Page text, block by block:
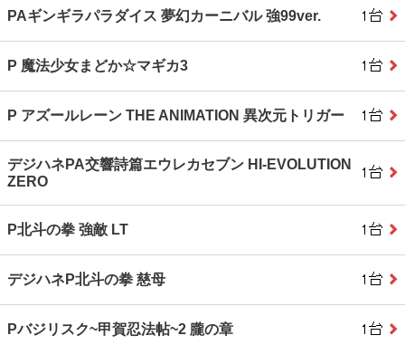
PAギンギラパラダイス 夢幻カーニバル 強99ver.
P 魔法少女まどか☆マギカ3
P アズールレーン THE ANIMATION 異次元トリガー
デジハネPA交響詩篇エウレカセブン HI‐EVOLUTION
ZERO
P北斗の拳 強敵 LT
デジハネP北斗の拳 慈母
Pバジリスク~甲賀忍法帖~2 朧の章